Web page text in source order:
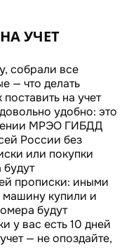
УЧЕТ
собрали все
— что делать
на учет
удобно: это
МРЭО ГИБДД
России без
или покупки
прописки: иными
машину купили и
будут
у вас есть 10 дней
— не опоздайте,